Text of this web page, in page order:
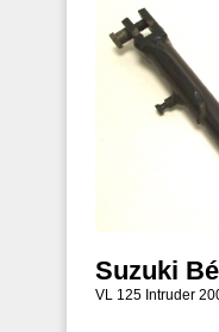
Suzuki
VL 125 Intruder